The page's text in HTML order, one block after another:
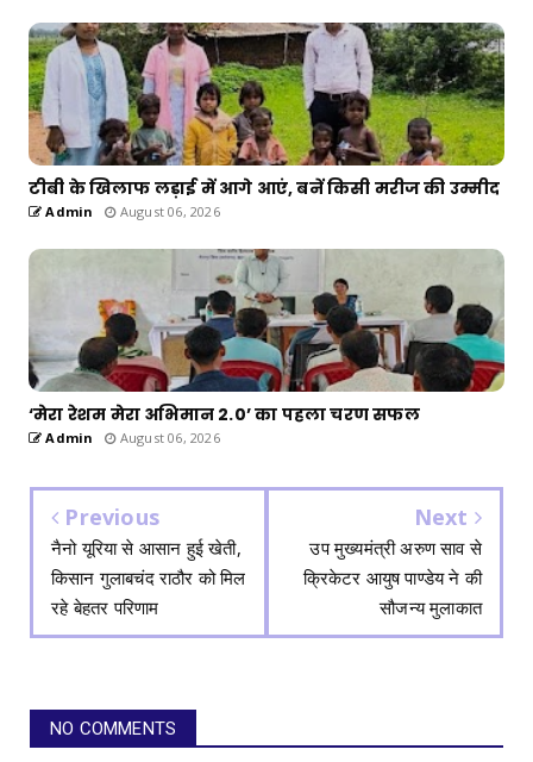
टीबी के खिलाफ लड़ाई में आगे आएं, बनें किसी मरीज की उम्मीद
Admin August 06, 2026
‘मेरा रेशम मेरा अभिमान 2.0’ का पहला चरण सफल
Admin August 06, 2026
Previous
नैनो यूरिया से आसान हुई खेती,
किसान गुलाबचंद राठौर को मिल
रहे बेहतर परिणाम
Next
उप मुख्यमंत्री अरुण साव से
क्रिकेटर आयुष पाण्डेय ने की
सौजन्य मुलाकात
NO COMMENTS